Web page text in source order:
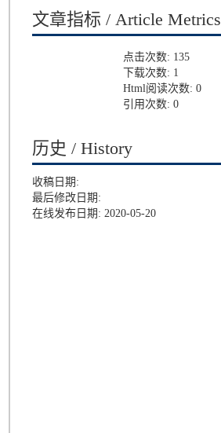
文章指标 / Article Metrics
点击次数: 135
下载次数: 1
Html阅读次数: 0
引用次数: 0
历史 / History
收稿日期:
最后修改日期:
在线发布日期: 2020-05-20